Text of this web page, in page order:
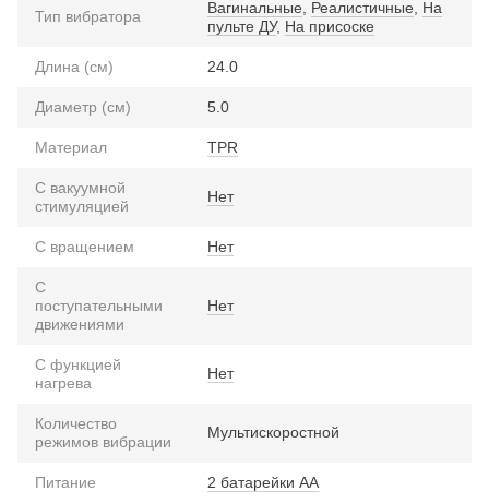
Тип вибратора Вагинальные Реалистичные
На
пульте ДУ, На присоске
Длина (см) 24.0
Диаметр (см) 5.0
Материал TPR
С вакуумной
стимуляцией
Нет
С вращением Нет
С
поступательными
движениями
Нет
С функцией
нагрева
Нет
Количество
режимов вибрации
Мультискоростной
Питание 2 батарейки АА